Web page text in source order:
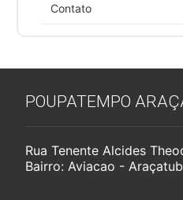
Contato
POUPATEMPO
Rua Tenente Alcides
Bairro: Aviacao -